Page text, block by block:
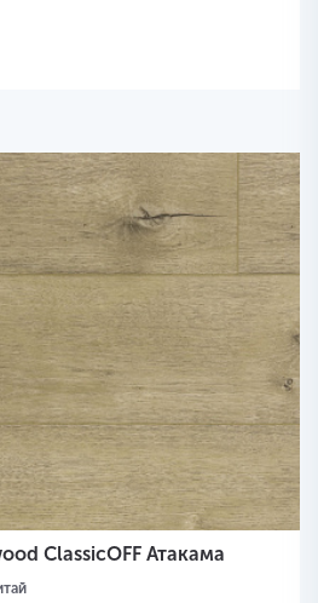
ClassicOFF Атакама